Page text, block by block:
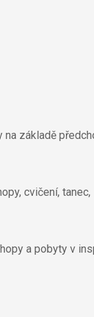
základě
cvičení,
a pobyty v